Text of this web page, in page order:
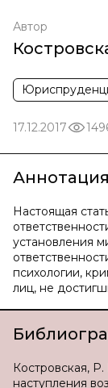
Автор
17.12.2017
Аннотация
Настоящая
установления
психологии,
лиц, не
Костровская,
наступления